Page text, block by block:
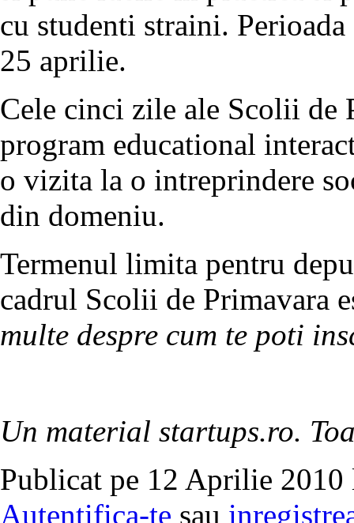
cu studenti straini.
25 aprilie.
Cele cinci zile ale Scolii de
program educational
o vizita la o intreprindere
din domeniu.
Termenul limita pentru
cadrul Scolii de Primavara
multe despre cum te poti
Un material startups.ro.
Publicat pe 12 Aprilie 2010
Autentifica-te sau